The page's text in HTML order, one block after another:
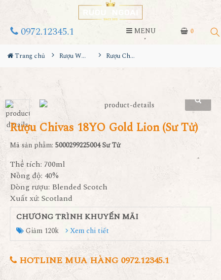
0
0972.12345.1 MENU
Trang chủ Rượu Whisky Rượu Chivas 18YO Gold Lion (Sư Tử)
Rượu Chivas 18YO Gold Lion (Sư Tử)
Mã sản phẩm: 5000299225004 Sư Tử
Thể tích: 700ml
Nồng độ: 40%
Dòng rượu: Blended Scotch
Xuất xứ: Scotland
CHƯƠNG TRÌNH KHUYẾN MÃI
Giảm 120k Xem chi tiết
HOTLINE MUA HÀNG 0972.12345.1